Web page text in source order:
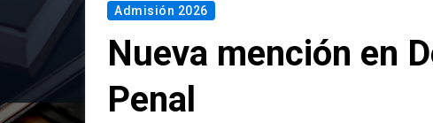
Admisión 2026
Nueva mención en
Penal